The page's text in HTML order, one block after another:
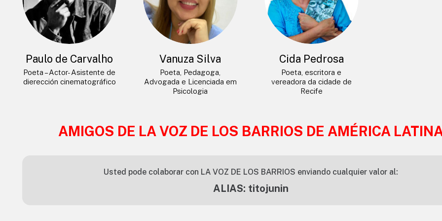
Paulo de Carvalho
Poeta – Actor- Asistente de
dierección cinematográfico
Vanuza Silva
Poeta, Pedagoga,
Advogada e Licenciada em
Psicologia
Cida Pedrosa
Poeta, escritora e
vereadora da cidade de
Recife
AMIGOS DE LA VOZ DE LOS BARRIOS DE AMÉRICA
Usted pode colaborar con LA VOZ DE LOS BARRIOS enviando cualquier valor al:
ALIAS: titojunin